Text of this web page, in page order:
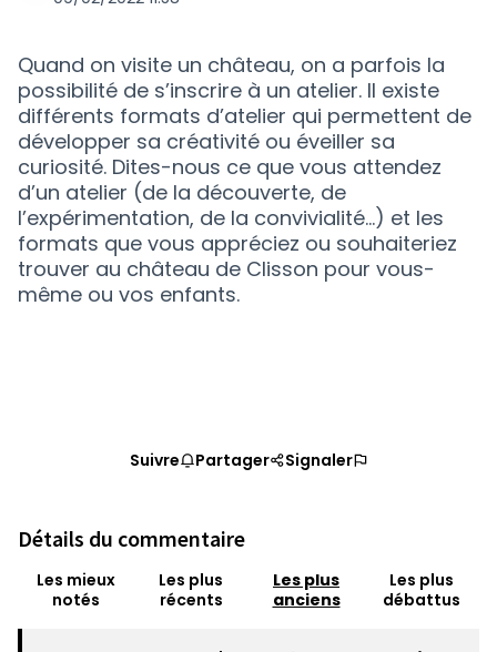
Quand on visite un château, on a parfois la
possibilité de s’inscrire à un atelier. Il existe
différents formats d’atelier qui permettent de
développer sa créativité ou éveiller sa
curiosité. Dites-nous ce que vous attendez
d’un atelier (de la découverte, de
l’expérimentation, de la convivialité...) et les
formats que vous appréciez ou souhaiteriez
trouver au château de Clisson pour vous-
même ou vos enfants.
Suivre Partager Signaler
Détails du commentaire
Les mieux
notés
Les plus
récents
Les plus
anciens
Les plus
débattus